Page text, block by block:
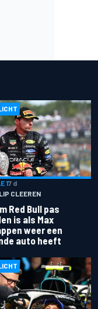
17 d
CLEEREN
Red Bull pas
is als Max
weer een
auto heeft